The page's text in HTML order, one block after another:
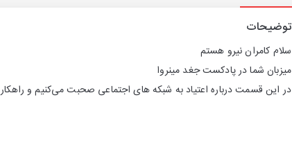
توضیحات
سلام کامران نیرو هستم
میزبان شما در پادکست جغد مینروا
در این قسمت درباره اعتیاد به شبکه های اجتماعی صحبت می‌کنیم و